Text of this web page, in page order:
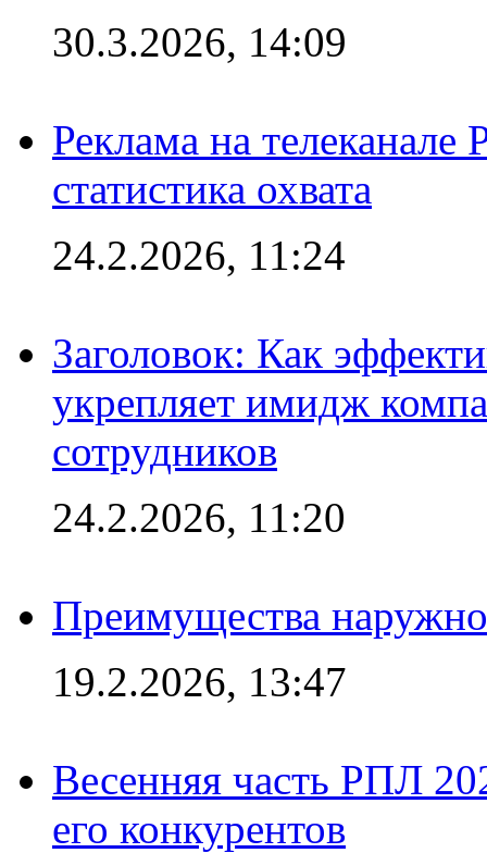
30.3.2026, 14:09
Реклама на
статистика охвата
24.2.2026, 11:24
Заголовок: Как
укрепляет имидж
сотрудников
24.2.2026, 11:20
Преимущества
19.2.2026, 13:47
Весенняя часть РПЛ
его конкурентов